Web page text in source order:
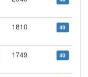
1810 40
1749 40